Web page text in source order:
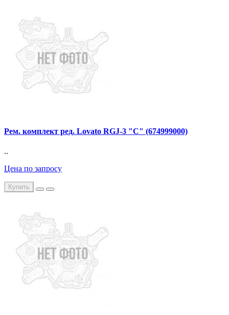
Рем. комплект ред. Lovato RGJ-3 "С" (674999000)
..
Цена по запросу
Купить